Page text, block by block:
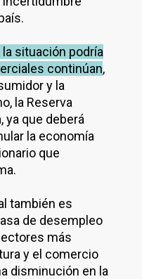
situación podría
continúan,
y la
la Reserva
ya que deberá
la economía
que
también es
de desempleo
más
y el comercio
disminución en la